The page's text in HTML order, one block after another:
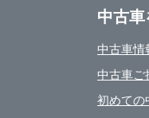
中古車
中古車情
中古車ご
初めての